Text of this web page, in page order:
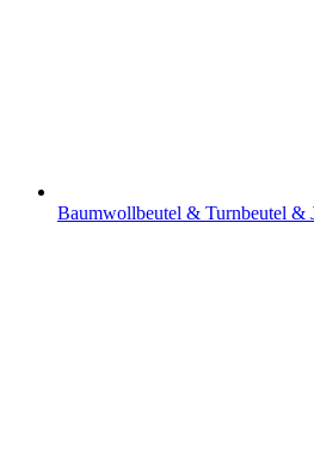
Baumwollbeutel & Turnbeutel &